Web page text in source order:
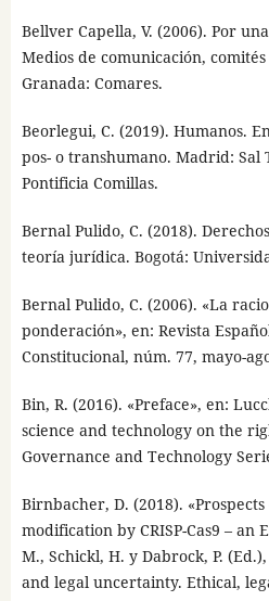
Bellver Capella, V. (2006). Por
Medios de comunicación,
Granada: Comares.
Beorlegui, C. (2019). Humanos.
pos- o transhumano. Madrid:
Pontificia Comillas.
Bernal Pulido, C. (2018).
teoría jurídica. Bogotá:
Bernal Pulido, C. (2006). «La
ponderación», en: Revista
Constitucional, núm. 77, mayo-
Bin, R. (2016). «Preface», en:
science and technology on the
Governance and Technology
Birnbacher, D. (2018).
modification by CRISP-Cas9 – an
M., Schickl, H. y Dabrock, P.
and legal uncertainty. Ethical,